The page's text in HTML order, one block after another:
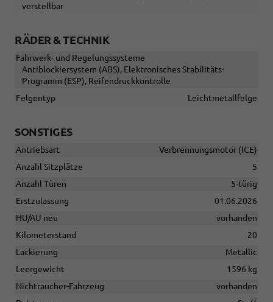
verstellbar
RÄDER & TECHNIK
Fahrwerk- und Regelungssysteme
Antiblockiersystem (ABS), Elektronisches Stabilitäts-
Programm (ESP), Reifendruckkontrolle
Felgentyp
Leichtmetallfelge
SONSTIGES
Antriebsart
Verbrennungsmotor (ICE)
Anzahl Sitzplätze
5
Anzahl Türen
5-türig
Erstzulassung
01.06.2026
HU/AU neu
vorhanden
Kilometerstand
20
Lackierung
Metallic
Leergewicht
1596 kg
Nichtraucher-Fahrzeug
vorhanden